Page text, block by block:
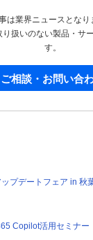
は業界ニュースとなり
扱いのない製品・サ
す。
ご相談・お問い合
プデートフェア in 秋
Copilot活用セミナー